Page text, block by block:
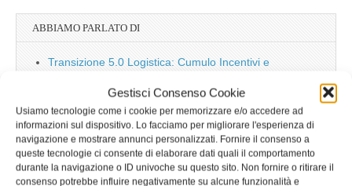
Gestisci Consenso Cookie
Usiamo tecnologie come i cookie per memorizzare e/o accedere ad
informazioni sul dispositivo. Lo facciamo per migliorare l'esperienza di
navigazione e mostrare annunci personalizzati. Fornire il consenso a
queste tecnologie ci consente di elaborare dati quali il comportamento
durante la navigazione o ID univoche su questo sito. Non fornire o ritirare il
consenso potrebbe influire negativamente su alcune funzionalità e
ABBIAMO PARLATO DI
Transizione 5.0 Logistica: Cumulo Incentivi e
Il Boom dei Modelli Compatti (2025-2034)
Amazon Italia Transport: Revocata l’Interdittiva,
Cambia il Modello Appalti
Scioperi Logistica e Trasporti: Le Date Critiche di
Dicembre 2025